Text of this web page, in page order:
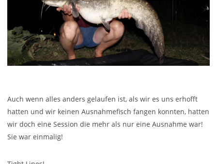
Auch wenn alles anders gelaufen ist, als wir es uns erhofft
hatten und wir keinen Ausnahmefisch fangen konnten, hatten
wir doch eine Session die mehr als nur eine Ausnahme war!
Sie war einmalig!